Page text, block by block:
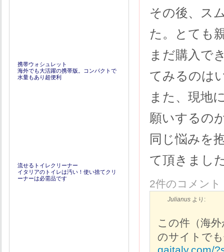
その後、ス
た。とても
まだ購入で
てみるのは
また、現地
願いするの
同じ悩みを
て頂きまし
2件のコメント
Julianus より:
この件（海
のサイトで
携帯ウォシュレット
海外でも大活躍の携帯版。コンパクトで
水量もあり超便利
流せるトイレクリーナー
イタリアのトイレは汚い！使い捨てクリ
ーナーは必需品です